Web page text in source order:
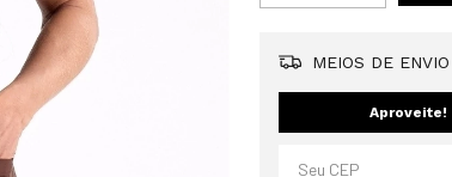
MEIOS DE ENVIO
Aproveite!